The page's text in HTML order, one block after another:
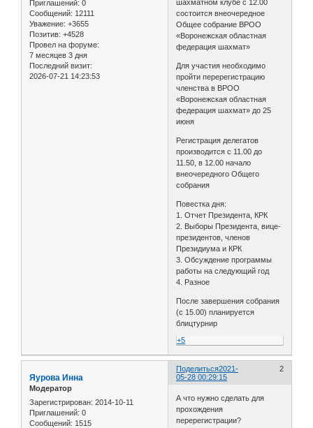
Приглашений: 0
Сообщений: 12111
Уважение: +3655
Позитив: +4528
Провел на форуме:
7 месяцев 3 дня
Последний визит:
2026-07-21 14:23:53
шахматном клубе с 12.00
состоится внеочередное
Общее собрание ВРОО
«Воронежская областная
федерация шахмат»
Для участия необходимо
пройти перерегистрацию
членства в ВРОО
«Воронежская областная
федерация шахмат» до 25
июня
Регистрация делегатов
производится с 11.00 до
11.50, в 12.00 начало
внеочередного Общего
собрания
Повестка дня:
1. Отчет Президента, КРК
2. Выборы Президента, вице-
президентов, членов
Президиума и КРК
3. Обсуждение программы
работы на следующий год
4. Разное
После завершения собрания
(с 15.00) планируется
блицтурнир
+5
Поделиться 2
2021-
05-28 00:29:15
Яурова Инна
Модератор
Зарегистрирован: 2014-10-11
Приглашений: 0
Сообщений: 1515
А что нужно сделать для
прохождения
перерегистрации?